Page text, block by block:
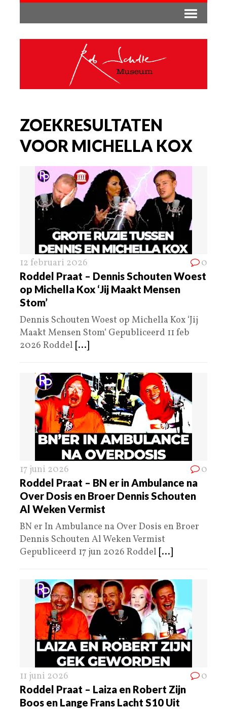
ZOEKRESULTATEN
VOOR MICHELLA KOX
12 februari 2026 0
Roddel Praat – Dennis Schouten Woest
op Michella Kox ‘Jij Maakt Mensen
Stom’
Dennis Schouten Woest op Michella Kox ‘Jij
Maakt Mensen Stom‘ Gepubliceerd 11 feb
2026 Roddel [...]
17 juni 2026 0
Roddel Praat – BN er in Ambulance na
Over Dosis en Broer Dennis Schouten
Al Weken Vermist
BN er In Ambulance na Over Dosis en Broer
Dennis Schouten Al Weken Vermist
Gepubliceerd 17 jun 2026 Roddel [...]
11 juni 2026 0
Roddel Praat – Laiza en Robert Zijn
Boos en Lange Frans Lacht S10 Uit